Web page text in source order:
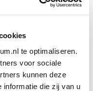
te optimaliseren.
voor sociale
kunnen deze
informatie die zij van u